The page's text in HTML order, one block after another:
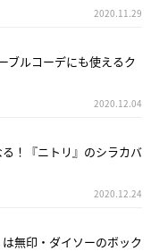
2020.11.29
ブルコーデにも使えるク
2020.12.04
！『ニトリ』のシラカバ
2020.12.24
無印・ダイソーのボック